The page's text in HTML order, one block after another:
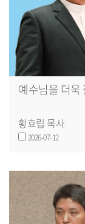
예수님을 더욱
황효립 목사
2026-07-12